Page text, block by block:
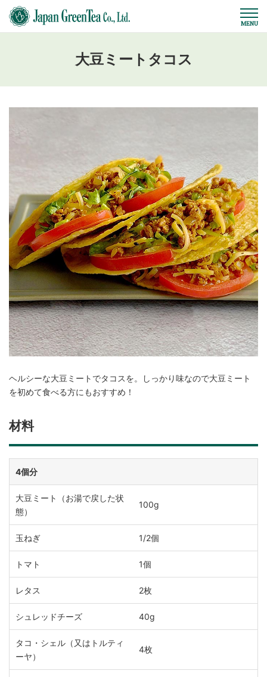
大豆ミートタコス
ヘルシーな大豆ミートでタコスを。しっかり味なので大豆ミート
を初めて食べる方にもおすすめ！
材料
4個分
大豆ミート（お湯で戻した状
態）
100g
玉ねぎ 1/2個
トマト 1個
レタス 2枚
シュレッドチーズ 40g
タコ・シェル（又はトルティ
ーヤ）
4枚